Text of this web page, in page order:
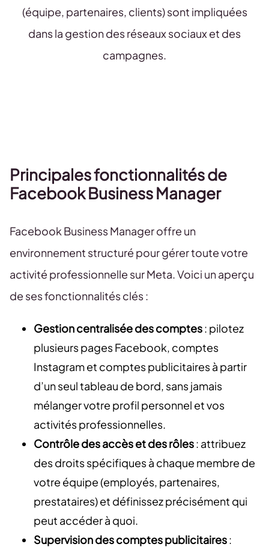
(équipe, partenaires, clients) sont impliquées
dans la gestion des réseaux sociaux et des
campagnes.
Principales fonctionnalités de
Facebook Business Manager
Facebook Business Manager offre un
environnement structuré pour gérer toute votre
activité professionnelle sur Meta. Voici un aperçu
de ses fonctionnalités clés :
Gestion centralisée des comptes: pilotez
plusieurs pages Facebook, comptes
Instagram et comptes publicitaires à partir
d’un seul tableau de bord, sans jamais
mélanger votre profil personnel et vos
activités professionnelles.
Contrôle des accès et des rôles: attribuez
des droits spécifiques à chaque membre de
votre équipe (employés, partenaires,
prestataires) et définissez précisément qui
peut accéder à quoi.
Supervision des comptes publicitaires: